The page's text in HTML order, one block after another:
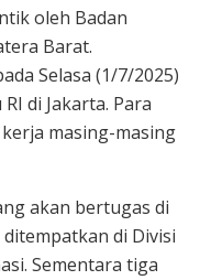
oleh Badan
Barat.
Selasa (1/7/2025)
di Jakarta. Para
masing-masing
akan bertugas di
di Divisi
Sementara tiga